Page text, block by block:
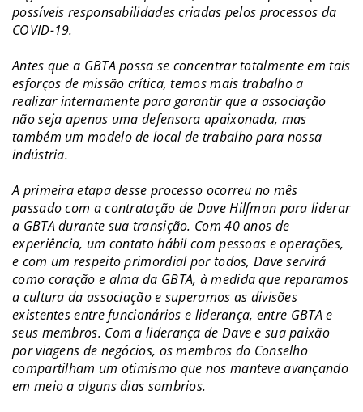
possíveis responsabilidades criadas pelos processos da
COVID-19.
Antes que a GBTA possa se concentrar totalmente em tais
esforços de missão crítica, temos mais trabalho a
realizar internamente para garantir que a associação
não seja apenas uma defensora apaixonada, mas
também um modelo de local de trabalho para nossa
indústria.
A primeira etapa desse processo ocorreu no mês
passado com a contratação de Dave Hilfman para liderar
a GBTA durante sua transição. Com 40 anos de
experiência, um contato hábil com pessoas e operações,
e com um respeito primordial por todos, Dave servirá
como coração e alma da GBTA, à medida que reparamos
a cultura da associação e superamos as divisões
existentes entre funcionários e liderança, entre GBTA e
seus membros. Com a liderança de Dave e sua paixão
por viagens de negócios, os membros do Conselho
compartilham um otimismo que nos manteve avançando
em meio a alguns dias sombrios.